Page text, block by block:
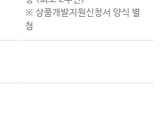
※ 상품개발지원신청서 양식 별
첨